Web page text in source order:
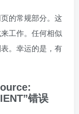
的常规部分。这
工作。任何相似
。幸运的是，有
错误